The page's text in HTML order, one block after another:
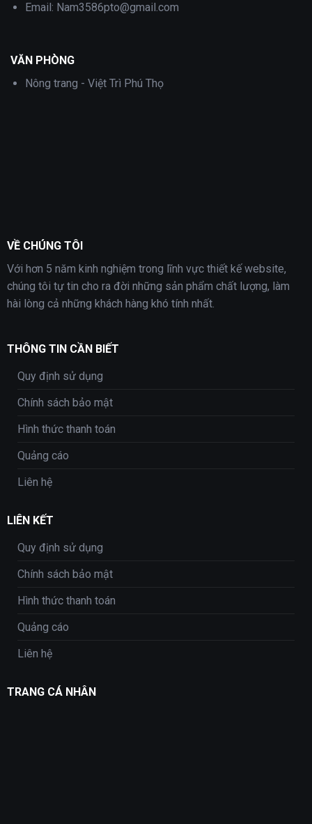
Email: Nam3586pto@gmail.com
VĂN PHÒNG
Nông trang - Việt Trì Phú Thọ
VỀ CHÚNG TÔI
Với hơn 5 năm kinh nghiệm trong lĩnh vực thiết kế website,
chúng tôi tự tin cho ra đời những sản phẩm chất lượng, làm
hài lòng cả những khách hàng khó tính nhất.
THÔNG TIN CẦN BIẾT
Quy định sử dụng
Chính sách bảo mật
Hình thức thanh toán
Quảng cáo
Liên hệ
LIÊN KẾT
Quy định sử dụng
Chính sách bảo mật
Hình thức thanh toán
Quảng cáo
Liên hệ
TRANG CÁ NHÂN